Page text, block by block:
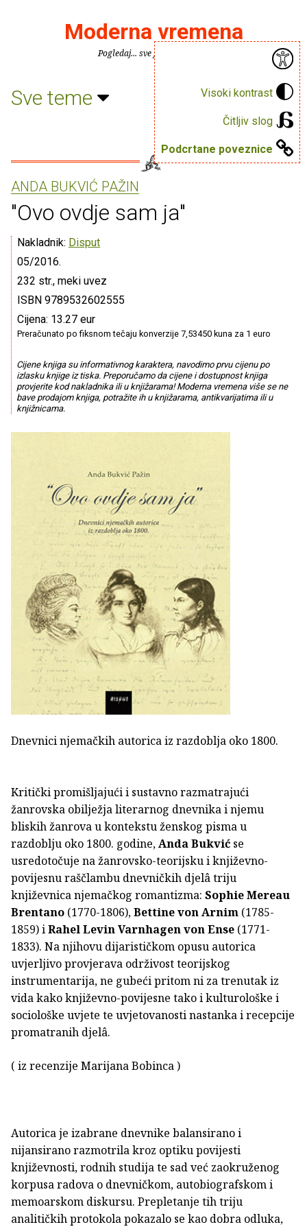
Visoki kontrast
Čitljiv slog
Podcrtane poveznice
Moderna vremena
Pogledaj... sve je puno knjiga.
Sve teme
ANDA BUKVIĆ PAŽIN
"Ovo ovdje sam ja"
Nakladnik: Disput
05/2016.
232 str., meki uvez
ISBN 9789532602555
Cijena: 13.27 eur
Preračunato po fiksnom tečaju konverzije 7,53450 kuna za 1 euro
Cijene knjiga su informativnog karaktera, navodimo prvu cijenu po
izlasku knjige iz tiska. Preporučamo da cijene i dostupnost knjiga
provjerite kod nakladnika ili u knjižarama! Moderna vremena više se ne
bave prodajom knjiga, potražite ih u knjižarama, antikvarijatima ili u
knjižnicama.
Dnevnici njemačkih autorica iz razdoblja oko 1800.
Kritički promišljajući i sustavno razmatrajući
žanrovska obilježja literarnog dnevnika i njemu
bliskih žanrova u kontekstu ženskog pisma u
razdoblju oko 1800. godine,Anda Bukvić se
usredotočuje na žanrovsko-teorijsku i književno-
povijesnu raščlambu dnevničkih djelâ triju
književnica njemačkog romantizma: Sophie Mereau
Brentano (1770-1806),Bettine von Arnim (1785-
1859) iRahel Levin Varnhagen von Ense (1771-
1833). Na njihovu dijarističkom opusu autorica
uvjerljivo provjerava održivost teorijskog
instrumentarija, ne gubeći pritom ni za trenutak iz
vida kako književno-povijesne tako i kulturološke i
sociološke uvjete te uvjetovanosti nastanka i recepcije
promatranih djelâ.
( iz recenzije Marijana Bobinca )
Autorica je izabrane dnevnike balansirano i
nijansirano razmotrila kroz optiku povijesti
književnosti, rodnih studija te sad već zaokruženog
korpusa radova o dnevničkom, autobiografskom i
memoarskom diskursu. Prepletanje tih triju
analitičkih protokola pokazalo se kao dobra odluka,